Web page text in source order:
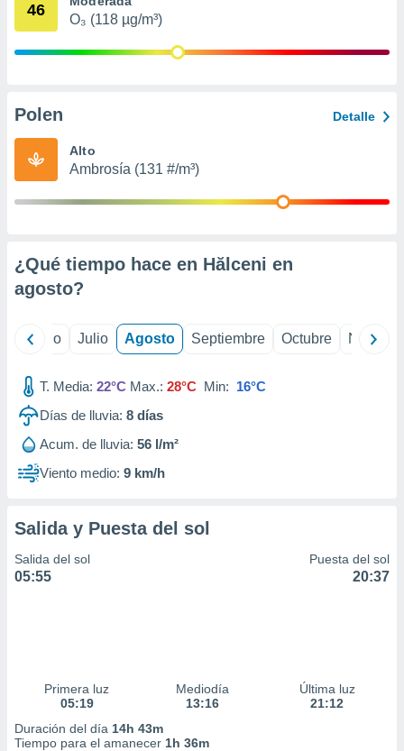
publicidad
de
1199
46
O₃ (118 µg/m³)
Polen Detalle
Alto
Ambrosía (131 #/m³)
¿Qué tiempo hace en Hălceni en
agosto?
Junio Julio Agosto Septiembre Octubre
T. Media: 22°C Max.: 28°C Min: 16°C
Días de lluvia: 8 días
Acum. de lluvia: 56 l/m²
Viento medio: 9 km/h
Salida y Puesta del sol
Salida del sol
05:55
Puesta del sol
20:37
Primera luz
05:19
Mediodía
13:16
Última luz
21:12
Duración del día 14h 43m
Tiempo para el amanecer 1h 36m